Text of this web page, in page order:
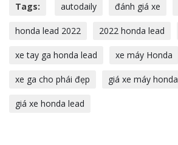
Tags: autodaily đánh giá xe
honda lead 2022 2022 honda lead
xe tay ga honda lead xe máy Honda
xe ga cho phái đẹp giá xe máy honda
giá xe honda lead